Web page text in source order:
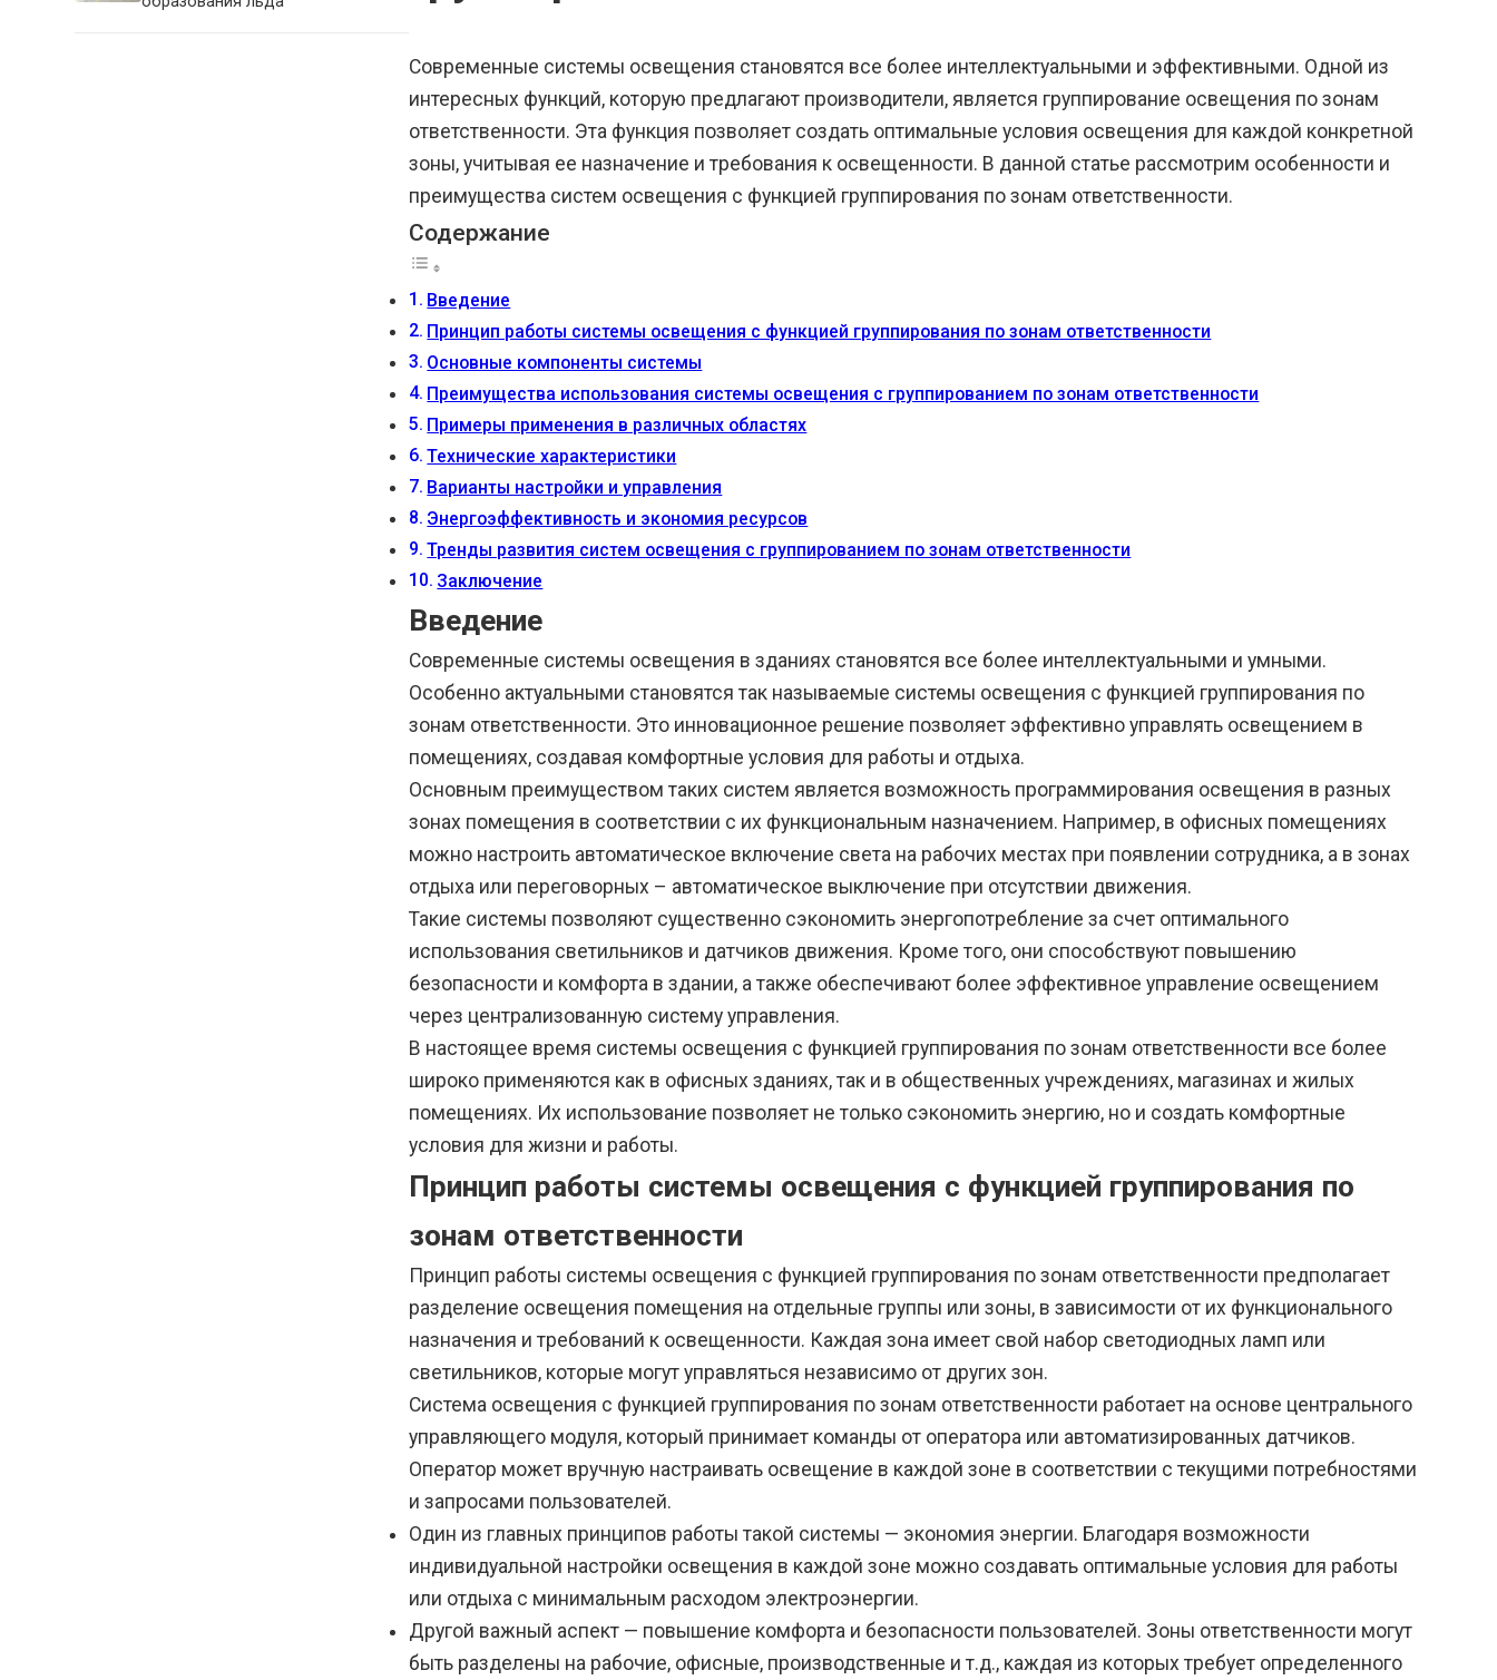
Современные системы освещения становятся все более интеллектуальными и эффективными. Одной из
интересных функций, которую предлагают производители, является группирование освещения по зонам
ответственности. Эта функция позволяет создать оптимальные условия освещения для каждой конкретной
зоны, учитывая ее назначение и требования к освещенности. В данной статье рассмотрим особенности и
преимущества систем освещения с функцией группирования по зонам ответственности.
Содержание
Введение
Принцип работы системы освещения с функцией группирования по зонам ответственности
Основные компоненты системы
Преимущества использования системы освещения с группированием по зонам ответственности
Примеры применения в различных областях
Технические характеристики
Варианты настройки и управления
Энергоэффективность и экономия ресурсов
Тренды развития систем освещения с группированием по зонам ответственности
Заключение
Введение
Современные системы освещения в зданиях становятся все более интеллектуальными и умными.
Особенно актуальными становятся так называемые системы освещения с функцией группирования по
зонам ответственности. Это инновационное решение позволяет эффективно управлять освещением в
помещениях, создавая комфортные условия для работы и отдыха.
Основным преимуществом таких систем является возможность программирования освещения в разных
зонах помещения в соответствии с их функциональным назначением. Например, в офисных помещениях
можно настроить автоматическое включение света на рабочих местах при появлении сотрудника, а в зонах
отдыха или переговорных – автоматическое выключение при отсутствии движения.
Такие системы позволяют существенно сэкономить энергопотребление за счет оптимального
использования светильников и датчиков движения. Кроме того, они способствуют повышению
безопасности и комфорта в здании, а также обеспечивают более эффективное управление освещением
через централизованную систему управления.
В настоящее время системы освещения с функцией группирования по зонам ответственности все более
широко применяются как в офисных зданиях, так и в общественных учреждениях, магазинах и жилых
помещениях. Их использование позволяет не только сэкономить энергию, но и создать комфортные
условия для жизни и работы.
Принцип работы системы освещения с функцией группирования по
зонам ответственности
Принцип работы системы освещения с функцией группирования по зонам ответственности предполагает
разделение освещения помещения на отдельные группы или зоны, в зависимости от их функционального
назначения и требований к освещенности. Каждая зона имеет свой набор светодиодных ламп или
светильников, которые могут управляться независимо от других зон.
Система освещения с функцией группирования по зонам ответственности работает на основе центрального
управляющего модуля, который принимает команды от оператора или автоматизированных датчиков.
Оператор может вручную настраивать освещение в каждой зоне в соответствии с текущими потребностями
и запросами пользователей.
Один из главных принципов работы такой системы — экономия энергии. Благодаря возможности
индивидуальной настройки освещения в каждой зоне можно создавать оптимальные условия для работы
или отдыха с минимальным расходом электроэнергии.
Другой важный аспект — повышение комфорта и безопасности пользователей. Зоны ответственности могут
быть разделены на рабочие, офисные, производственные и т.д., каждая из которых требует определенного